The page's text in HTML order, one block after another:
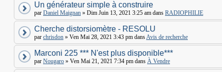
Un générateur simple à construire
par Daniel Maignan » Dim Juin 13, 2021 3:25 am dans RADIOPHILIE
Cherche distorsiomètre - RESOLU
par chrisdon » Ven Mai 28, 2021 3:43 pm dansAvis de recherche
Marconi 225 *** N'est plus disponible***
par Nougaro » Ven Mai 21, 2021 7:34 pm dans À Vendre